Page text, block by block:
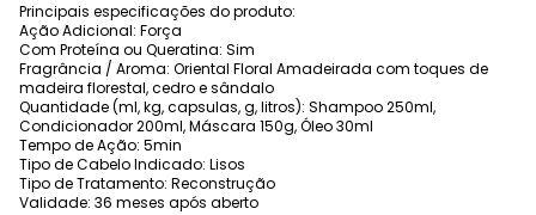
Principais especificações do produto:
Ação Adicional: Força
Com Proteína ou Queratina: Sim
Fragrância / Aroma: Oriental Floral Amadeirada com toques de
madeira florestal, cedro e sândalo
Quantidade (ml, kg, capsulas, g, litros): Shampoo 250ml,
Condicionador 200ml, Máscara 150g, Óleo 30ml
Tempo de Ação: 5min
Tipo de Cabelo Indicado: Lisos
Tipo de Tratamento: Reconstrução
Validade: 36 meses após aberto